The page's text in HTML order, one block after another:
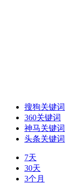
搜狗关键词
360关键词
神马关键词
头条关键词
7天
30天
3个月